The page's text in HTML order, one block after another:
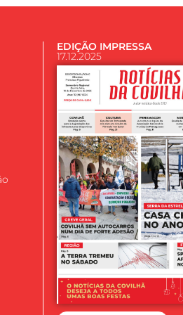
EDIÇÃO IMPRESSA
17.12.2025